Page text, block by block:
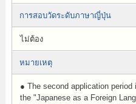
การสอบวัดระดับภาษาญี่ปุ่น
ไม่ต้อง
หมายเหตุ
● The second application
the "Japanese as a Foreign